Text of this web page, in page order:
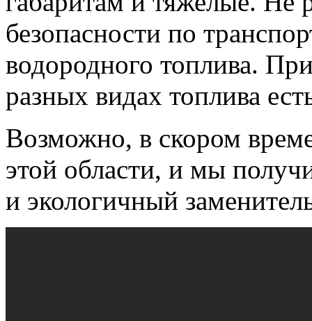
безопасности по
водородного топлива.
разных видах топлива
Возможно, в скором
этой области, и мы
и экологичный